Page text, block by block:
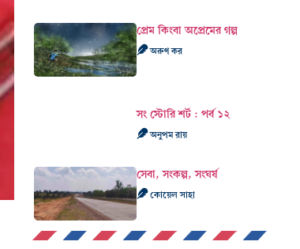
প্রেম কিংবা অপ্রেমের গল্প
অরুণ কর
সং স্টোরি শর্ট : পর্ব ১২
অনুপম রায়
সেবা, সংকল্প, সংঘর্ষ
কোয়েল সাহা